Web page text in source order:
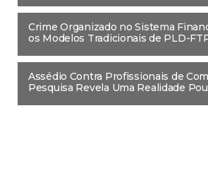
Crime Organizado no Sistema
os Modelos Tradicionais de PLD-
Assédio Contra Profissionais de
Pesquisa Revela Uma Realidade